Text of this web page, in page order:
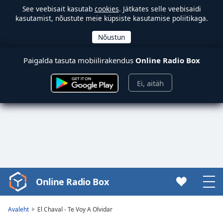
See veebisait kasutab cookies. Jätkates selle veebisaidi
kasutamist, nõustute meie küpsiste kasutamise poliitikaga.
Paigalda tasuta mobiilirakendus Online Radio Box
Ei, aitäh
Video
Player
Online Radio Box
Avaleht El Chaval - Te Voy A Olvidar